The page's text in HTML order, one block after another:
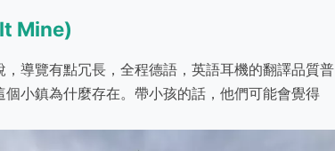
Mine)
導覽有點冗長，全程德語，英語耳機的翻譯品質普
小鎮為什麼存在。帶小孩的話，他們可能會覺得